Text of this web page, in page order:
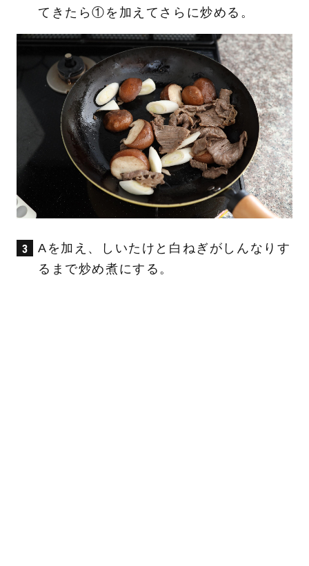
てきたら①を加えてさらに炒める。
Aを加え、しいたけと白ねぎがしんなりす
るまで炒め煮にする。